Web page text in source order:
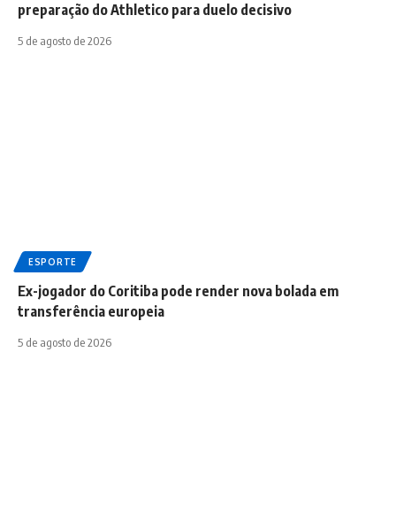
preparação do Athletico para duelo decisivo
5 de agosto de 2026
ESPORTE
Ex-jogador do Coritiba pode render nova bolada em
transferência europeia
5 de agosto de 2026